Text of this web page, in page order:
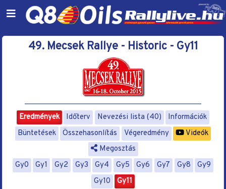
49. Mecsek Rallye - Historic - Gy11
Eredmények Időterv Nevezési lista (40)
Információk
Büntetések
Összehasonlítás Végeredmény
Videók
Megosztás
Gy0
Gy1 Gy2 Gy3 Gy4 Gy5 Gy6 Gy7 Gy8
Gy9
Gy10
Gy11